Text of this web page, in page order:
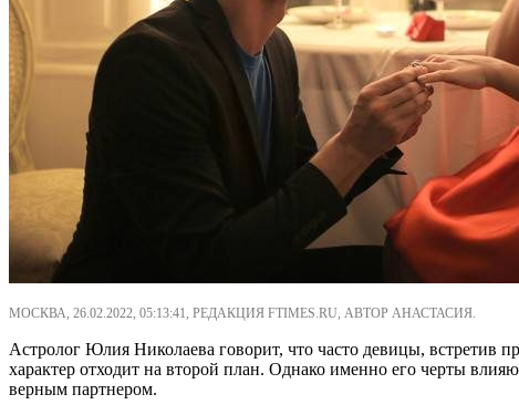
МОСКВА, 26.02.2022, 05:13:41, РЕДАКЦИЯ FTIMES.RU, АВТОР АНАСТАСИЯ.
Астролог Юлия Николаева говорит, что часто девицы, встретив
характер отходит на второй план. Однако именно его черты
верным партнером.